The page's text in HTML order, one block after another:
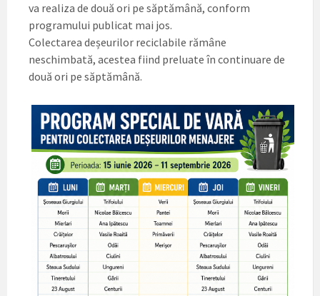
va realiza de două ori pe săptămână, conform
programului publicat mai jos.
Colectarea deșeurilor reciclabile rămâne
neschimbată, acestea fiind preluate în continuare de
două ori pe săptămână.